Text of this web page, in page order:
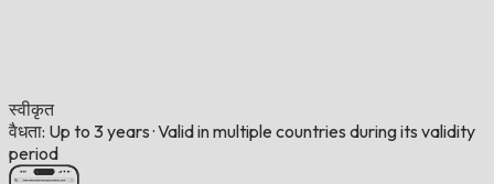
स्वीकृत
वैधता: Up to 3 years ·Valid in multiple countries during its validity
period